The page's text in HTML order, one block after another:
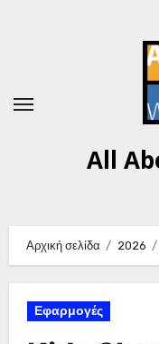
All
Αρχική σελίδα 2026
Εφαρμογές